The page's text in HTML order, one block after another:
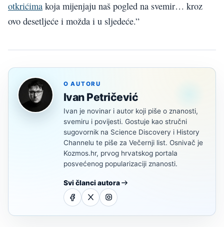
otkrićima koja mijenjaju naš pogled na svemir… kroz
ovo desetljeće i možda i u sljedeće.”
O AUTORU
Ivan Petričević
Ivan je novinar i autor koji piše o znanosti,
svemiru i povijesti. Gostuje kao stručni
sugovornik na Science Discovery i History
Channelu te piše za Večernji list. Osnivač je
Kozmos.hr, prvog hrvatskog portala
posvećenog popularizaciji znanosti.
Svi članci autora